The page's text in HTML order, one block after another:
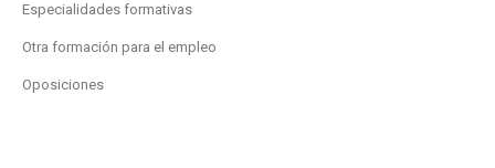
Especialidades formativas
Otra formación para el empleo
Oposiciones